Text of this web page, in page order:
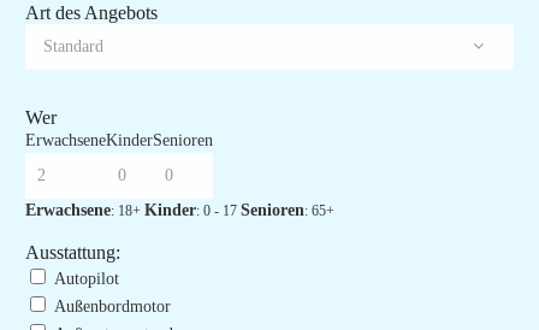
Art des Angebots
Wer
ErwachseneKinderSenioren
Erwachsene: 18+ Kinder: 0 - 17 Senioren: 65+
Ausstattung:
Autopilot
Außenbordmotor